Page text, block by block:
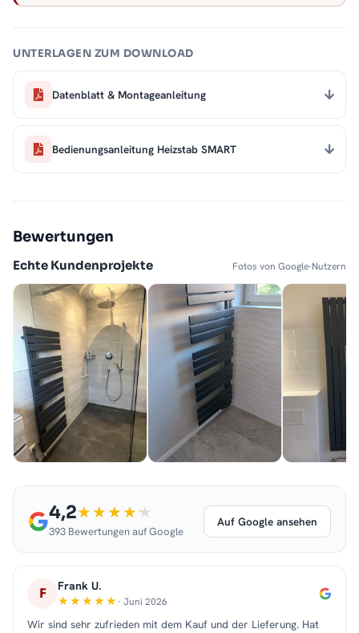
UNTERLAGEN ZUM DOWNLOAD
Datenblatt & Montageanleitung
Bedienungsanleitung Heizstab SMART
Bewertungen
Echte Kundenprojekte Fotos von Google-Nutzern
4,2
393 Bewertungen auf Google
Auf Google ansehen
F Frank U.
· Juni 2026
Wir sind sehr zufrieden mit dem Kauf und der Lieferung. Hat